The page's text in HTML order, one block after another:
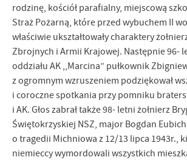
rodzinę, kościół parafialny, miejscową
Straż Pożarną, które przed wybuchem II
właściwie ukształtowały charaktery
Zbrojnych i Armii Krajowej. Następnie 96-
oddziału AK ,,Marcina” pułkownik
z ogromnym wzruszeniem podziękował
i coroczne spotkania przy pomniku
i AK. Głos zabrał także 98- letni żołnierz
Świętokrzyskiej NSZ, major Bogdan
o tragedii Michniowa z 12/13 lipca 1943r.,
niemieccy wymordowali wszystkich